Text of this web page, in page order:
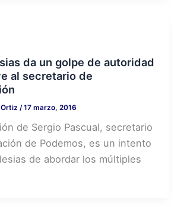
da un golpe de autoridad
al secretario de
/17 marzo, 2016
de Sergio Pascual, secretario
de Podemos, es un intento
de abordar los múltiples